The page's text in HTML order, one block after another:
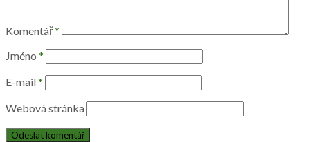
Komentář*
Jméno *
E-mail *
Webová stránka